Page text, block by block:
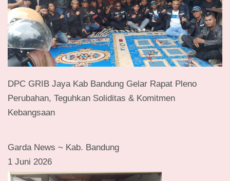
DPC GRIB Jaya Kab Bandung Gelar Rapat Pleno
Perubahan, Teguhkan Soliditas & Komitmen
Kebangsaan
Garda News ~ Kab. Bandung
1 Juni 2026